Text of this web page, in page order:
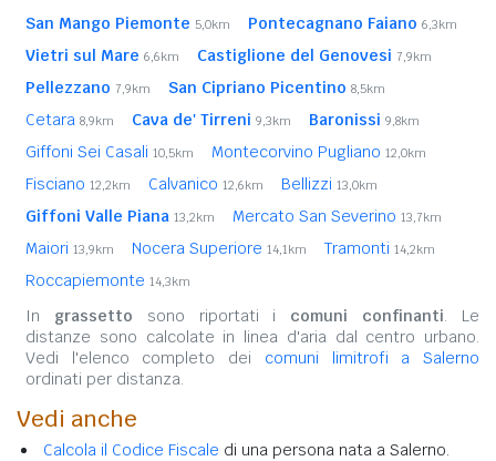
San Mango Piemonte 5,0km Pontecagnano Faiano 6,3km
Vietri sul Mare 6,6km Castiglione del Genovesi 7,9km
Pellezzano 7,9km San Cipriano Picentino 8,5km
Cetara 8,9km Cava de' Tirreni 9,3km Baronissi 9,8km
Giffoni Sei Casali 10,5km Montecorvino Pugliano 12,0km
Fisciano 12,2km Calvanico 12,6km Bellizzi 13,0km
Giffoni Valle Piana 13,2km Mercato San Severino 13,7km
Maiori 13,9km Nocera Superiore 14,1km Tramonti 14,2km
Roccapiemonte 14,3km
In grassetto sono riportati i comuni confinanti. Le
distanze sono calcolate in linea d'aria dal centro urbano.
Vedi l'elenco completo dei comuni limitrofi a Salerno
ordinati per distanza.
Vedi anche
Calcola il Codice Fiscale di una persona nata a Salerno.